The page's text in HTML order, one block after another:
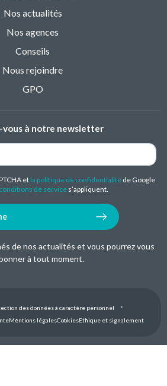
Nos actualités
Nos agences
Conseils
Nous rejoindre
GPO
vous à notre newsletter
etla politique de confidentialitéde Google
conditions de service s’appliquent.
de nos actualités et vous pourrez vous
à tout moment.
des données à caractère personnel
Mentions légalesCookiesEthique et signalement